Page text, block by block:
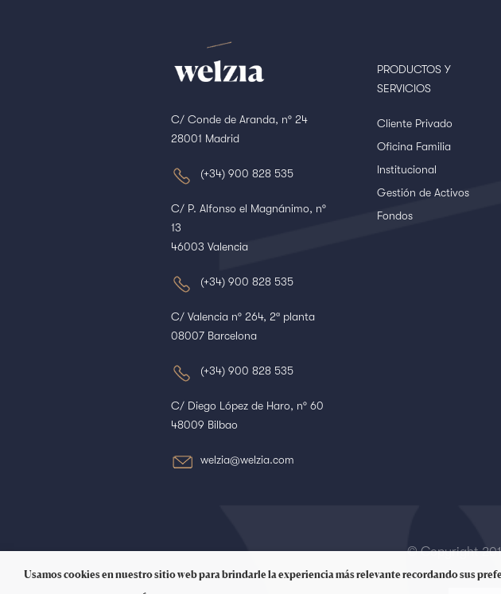
C/ Conde de Aranda, nº 24
28001 Madrid
(+34) 900 828 535
C/ P. Alfonso el Magnánimo, nº
13
46003 Valencia
(+34) 900 828 535
C/ Valencia nº 264, 2ª planta
08007 Barcelona
(+34) 900 828 535
C/ Diego López de Haro, nº 60
48009 Bilbao
welzia@welzia.com
PRODUCTOS Y
SERVICIOS
Cliente Privado
Oficina Familia
Institucional
Gestión de Activos
Fondos
© Copyright
Usamos cookies en nuestro sitio web para brindarle la experiencia más relevante recordando sus